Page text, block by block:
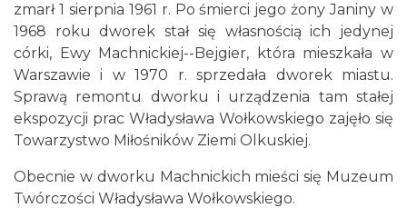
zmarł 1 sierpnia 1961 r. Po śmierci jego żony Janiny w
1968 roku dworek stał się własnością ich jedynej
córki, Ewy Machnickiej--Bejgier, która mieszkała w
Warszawie i w 1970 r. sprzedała dworek miastu.
Sprawą remontu dworku i urządzenia tam stałej
ekspozycji prac Władysława Wołkowskiego zajęło się
Towarzystwo Miłośników Ziemi Olkuskiej.
Obecnie w dworku Machnickich mieści się Muzeum
Twórczości Władysława Wołkowskiego.